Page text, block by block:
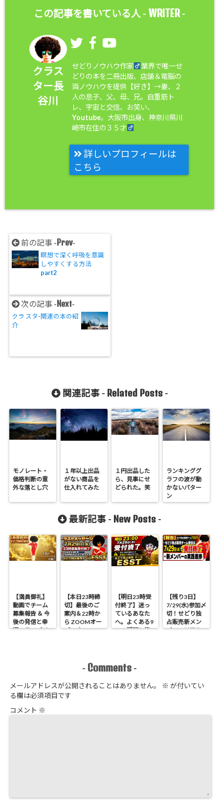
この記事を書いている人 - WRITER-
クラス
ター長
谷川
せどりノウハウ作家
業界で唯一せ
どりの本を二冊出版、店舗＆電脳の
両ノウハウを提供【好き】→妻、２
人の息子、父、母、兄。自重筋ト
レ、宇宙と交信、お笑い、
Youtube。大阪市出身、神奈川県川
崎市在住の３５才
詳しいプロフィールは
こちら
前の記事 -Prev-
瞑想で深く呼吸を意識
しやすくする方法
part2
次の記事 -Next-
クラ スタ-関連の本の紹
介
関連記事 - Related Posts-
モノレート・
価格判断の意
外な落とし穴
１年以上出品
がない商品を
仕入れてみた
１円出品した
ら、見事にせ
どられた。笑
ランキンググ
ラフの波が動
かないパター
ン
最新記事 - New Posts -
【満員御礼】
動画でチーム
募集報告 ＆ 今
後の発信と幸
運のラッパイ
【本日23時締
切】最後のご
案内＆22時か
ら ZOOMオー
プンオフィス
【明日23時受
付終了】迷っ
ているあなた
へ。よくある9
つの疑問に答
【残り3日】
7/29(水)参加〆
切！せどり独
占販売新メン
バーのリアル
- Comments -
メールアドレスが公開されることはありません。 ※ が付いてい
る欄は必須項目です
コメント ※